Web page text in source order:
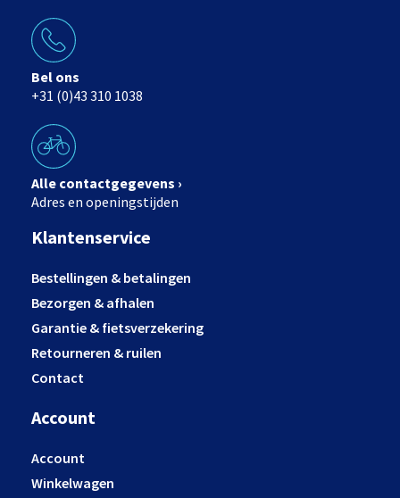
Bel ons
+31 (0)43 310 1038
Alle contactgegevens ›
Adres en openingstijden
Klantenservice
Bestellingen & betalingen
Bezorgen & afhalen
Garantie & fietsverzekering
Retourneren & ruilen
Contact
Account
Account
Winkelwagen